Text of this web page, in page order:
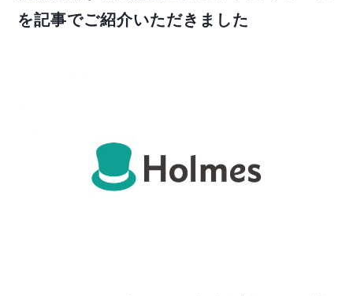
を記事でご紹介いただきました